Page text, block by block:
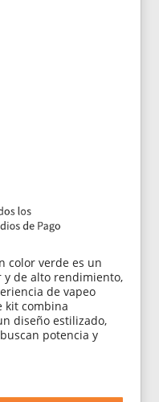
color verde es un
y de alto rendimiento,
de vapeo
kit combina
diseño estilizado,
potencia y